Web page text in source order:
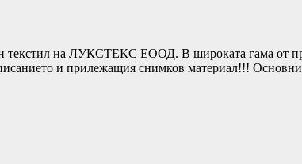
на ЛУКСТЕКС ЕООД. В широката гама от
и прилежащия снимков материал!!!